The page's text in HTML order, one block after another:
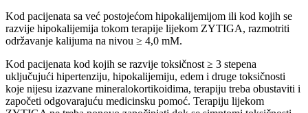
Kod pacijenata sa već postojećom hipokalijemijom ili kod kojih se
razvije hipokalijemija tokom terapije lijekom ZYTIGA, razmotriti
održavanje kalijuma na nivou ≥ 4,0 mM.
Kod pacijenata kod kojih se razvije toksičnost ≥ 3 stepena
uključujući hipertenziju, hipokalijemiju, edem i druge toksičnosti
koje nijesu izazvane mineralokortikoidima, terapiju treba obustaviti i
započeti odgovarajuću medicinsku pomoć. Terapiju lijekom